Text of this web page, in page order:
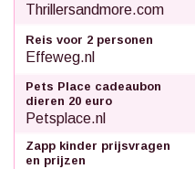
Thrillersandmore.com
Reis voor 2 personen
Effeweg.nl
Pets Place cadeaubon
dieren 20 euro
Petsplace.nl
Zapp kinder prijsvragen
en prijzen